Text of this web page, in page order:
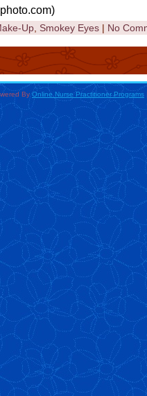
Up Smokey Eyes | No
ByOnline Nurse Practitioner Programs